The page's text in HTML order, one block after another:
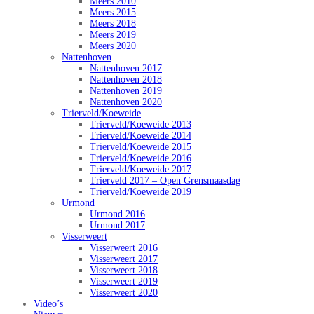
Meers 2015
Meers 2018
Meers 2019
Meers 2020
Nattenhoven
Nattenhoven 2017
Nattenhoven 2018
Nattenhoven 2019
Nattenhoven 2020
Trierveld/Koeweide
Trierveld/Koeweide 2013
Trierveld/Koeweide 2014
Trierveld/Koeweide 2015
Trierveld/Koeweide 2016
Trierveld/Koeweide 2017
Trierveld 2017 – Open Grensmaasdag
Trierveld/Koeweide 2019
Urmond
Urmond 2016
Urmond 2017
Visserweert
Visserweert 2016
Visserweert 2017
Visserweert 2018
Visserweert 2019
Visserweert 2020
Video’s